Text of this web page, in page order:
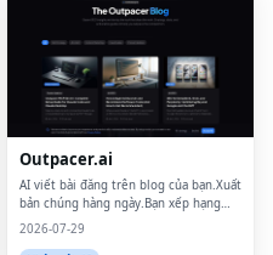
Outpacer.ai
AI viết bài đăng trên blog của bạn.Xuất
bản chúng hàng ngày.Bạn xếp hạng
trên Google và ChatGPT
2026-07-29